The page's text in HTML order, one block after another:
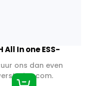
All In one ESS-
ons dan even
.